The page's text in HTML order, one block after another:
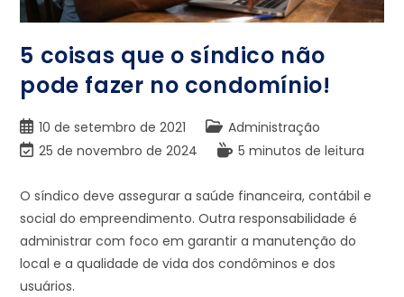
5 coisas que o síndico não
pode fazer no condomínio!
10 de setembro de 2021
Administração
25 de novembro de 2024
5 minutos de leitura
O síndico deve assegurar a saúde financeira, contábil e
social do empreendimento. Outra responsabilidade é
administrar com foco em garantir a manutenção do
local e a qualidade de vida dos condôminos e dos
usuários.